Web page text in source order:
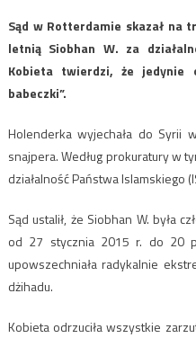
Sąd w Rotterdamie skazał na
letnią Siobhan W. za
Kobieta twierdzi, że jedynie
babeczki”.
Holenderka wyjechała do Syrii
snajpera. Według prokuratury w
działalność Państwa Islamskiego
Sąd ustalił, że Siobhan W. była
od 27 stycznia 2015 r. do 20
upowszechniała radykalnie
dżihadu.
Kobieta odrzuciła wszystkie